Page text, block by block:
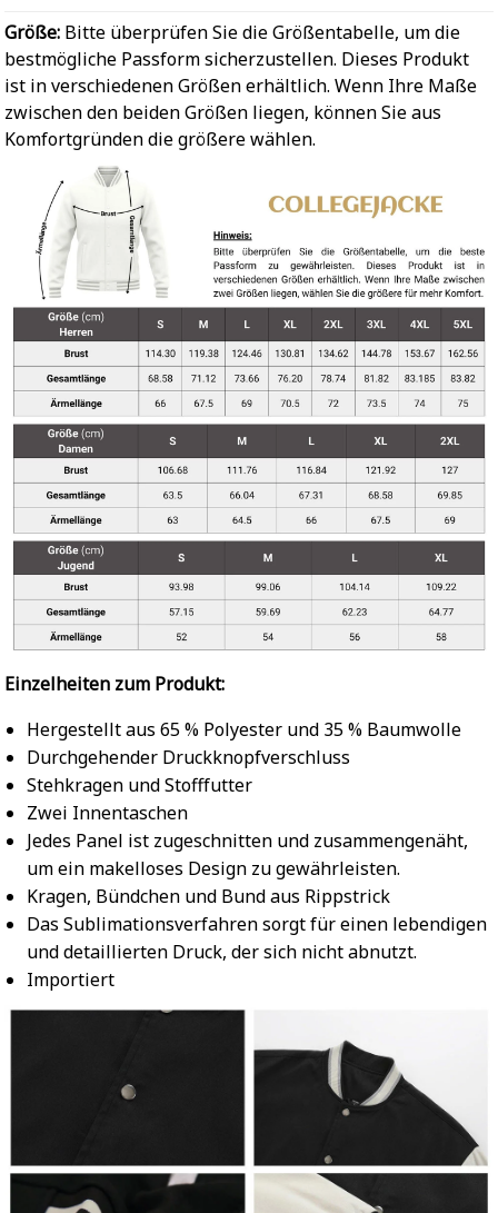
Größe: Bitte überprüfen Sie die Größentabelle, um die
bestmögliche Passform sicherzustellen. Dieses Produkt
ist in verschiedenen Größen erhältlich. Wenn Ihre Maße
zwischen den beiden Größen liegen, können Sie aus
Komfortgründen die größere wählen.
Einzelheiten zum Produkt:
Hergestellt aus 65 % Polyester und 35 % Baumwolle
Durchgehender Druckknopfverschluss
Stehkragen und Stofffutter
Zwei Innentaschen
Jedes Panel ist zugeschnitten und zusammengenäht,
um ein makelloses Design zu gewährleisten.
Kragen, Bündchen und Bund aus Rippstrick
Das Sublimationsverfahren sorgt für einen lebendigen
und detaillierten Druck, der sich nicht abnutzt.
Importiert